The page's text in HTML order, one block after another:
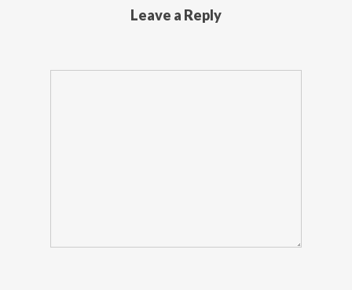
Leave a Reply